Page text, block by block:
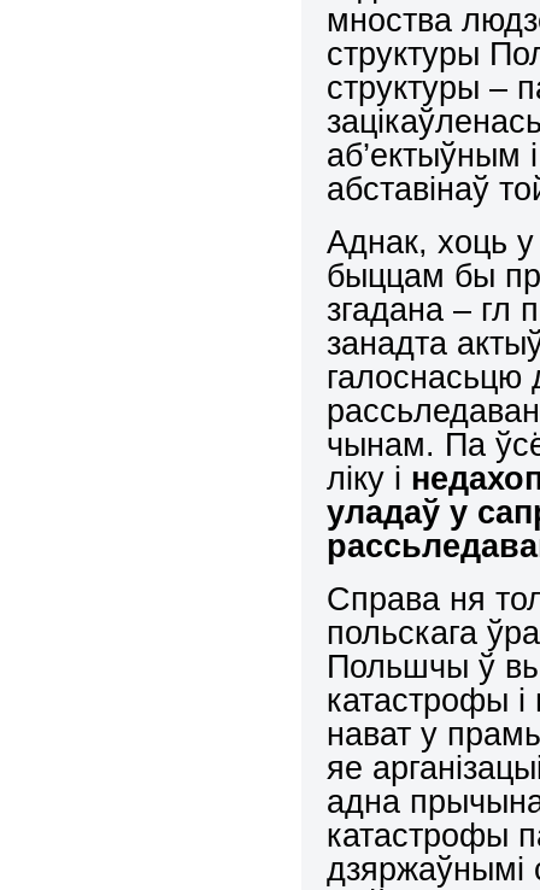
мноства
структуры
структуры –
аб’ектыўным
абставінаў
Аднак, хоць у
быццам бы
згадана –
занадта
галоснасьцю
чынам. Па
ліку і
уладаў у
рассь
Справа ня
польскага
Польшчы ў
катастрофы і
нават у
яе
адна
катастрофы
дзяржаўнымі